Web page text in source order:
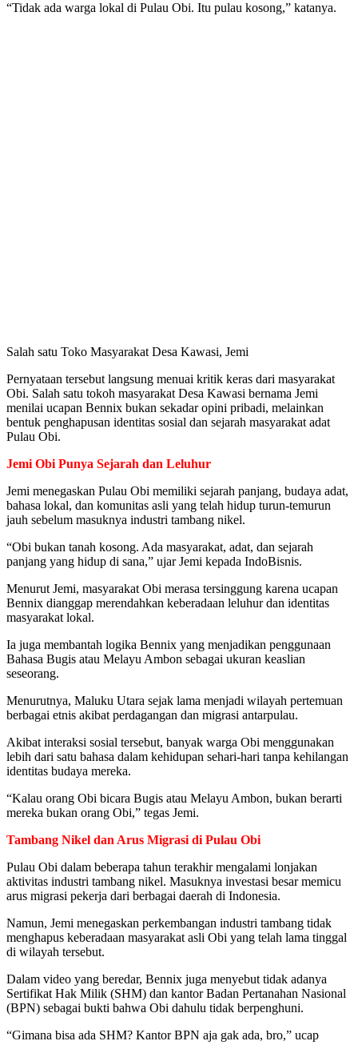
“Tidak ada warga lokal di Pulau Obi. Itu pulau kosong,” katanya.
Salah satu Toko Masyarakat Desa Kawasi, Jemi
Pernyataan tersebut langsung menuai kritik keras dari masyarakat
Obi. Salah satu tokoh masyarakat Desa Kawasi bernama Jemi
menilai ucapan Bennix bukan sekadar opini pribadi, melainkan
bentuk penghapusan identitas sosial dan sejarah masyarakat adat
Pulau Obi.
Jemi Obi Punya Sejarah dan Leluhur
Jemi menegaskan Pulau Obi memiliki sejarah panjang, budaya adat,
bahasa lokal, dan komunitas asli yang telah hidup turun-temurun
jauh sebelum masuknya industri tambang nikel.
“Obi bukan tanah kosong. Ada masyarakat, adat, dan sejarah
panjang yang hidup di sana,” ujar Jemi kepada IndoBisnis.
Menurut Jemi, masyarakat Obi merasa tersinggung karena ucapan
Bennix dianggap merendahkan keberadaan leluhur dan identitas
masyarakat lokal.
Ia juga membantah logika Bennix yang menjadikan penggunaan
Bahasa Bugis atau Melayu Ambon sebagai ukuran keaslian
seseorang.
Menurutnya, Maluku Utara sejak lama menjadi wilayah pertemuan
berbagai etnis akibat perdagangan dan migrasi antarpulau.
Akibat interaksi sosial tersebut, banyak warga Obi menggunakan
lebih dari satu bahasa dalam kehidupan sehari-hari tanpa kehilangan
identitas budaya mereka.
“Kalau orang Obi bicara Bugis atau Melayu Ambon, bukan berarti
mereka bukan orang Obi,” tegas Jemi.
Tambang Nikel dan Arus Migrasi di Pulau Obi
Pulau Obi dalam beberapa tahun terakhir mengalami lonjakan
aktivitas industri tambang nikel. Masuknya investasi besar memicu
arus migrasi pekerja dari berbagai daerah di Indonesia.
Namun, Jemi menegaskan perkembangan industri tambang tidak
menghapus keberadaan masyarakat asli Obi yang telah lama tinggal
di wilayah tersebut.
Dalam video yang beredar, Bennix juga menyebut tidak adanya
Sertifikat Hak Milik (SHM) dan kantor Badan Pertanahan Nasional
(BPN) sebagai bukti bahwa Obi dahulu tidak berpenghuni.
“Gimana bisa ada SHM? Kantor BPN aja gak ada, bro,” ucap